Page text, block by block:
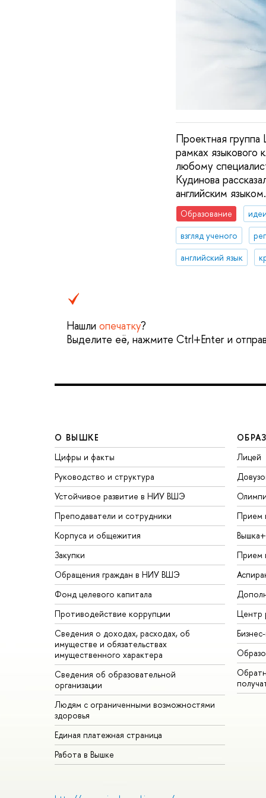
Проектная группа
рамках языкового
любому
Кудинова
английским языком.
Образование
взгляд ученого
английский язык
Нашли опечатку?
Выделите её, нажмите Ctrl+Enter и
О ВЫШКЕ
Цифры и факты
Руководство и структура
Устойчивое развитие в НИУ ВШЭ
Преподаватели и сотрудники
Корпуса и общежития
Закупки
Обращения граждан в НИУ ВШЭ
Фонд целевого капитала
Противодействие коррупции
Сведения о доходах, расходах, об
имуществе и обязательствах
имущественного характера
Сведения об образовательной
организации
Людям с ограниченными возможностями
здоровья
Единая платежная страница
Работа в Вышке
Лицей
Прием
Вышка+
Прием
Центр